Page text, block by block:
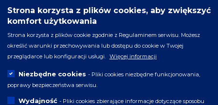
Strona korzysta z plików cookies, aby zwiększyć
komfort użytkowania
Strona korzysta z plików cookie zgodnie z Regulaminem serwisu. Możesz
określić warunki przechowywania lub dostępu do cookie w Twojej
przeglądarce lub konfiguracji usługi.
Więcej informacji
Niezbędne cookies - Pliki cookies niezbędne funkcjonowania,
poprawy bezpieczeństwa serwisu.
Wydajność - Pliki cookies zbierające informacje dotyczące sposobu